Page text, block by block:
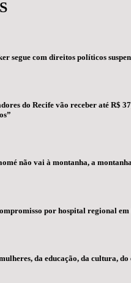
segue com direitos políticos
do Recife vão receber até R$
não vai à montanha, a
por hospital regional em
da educação, da cultura, do